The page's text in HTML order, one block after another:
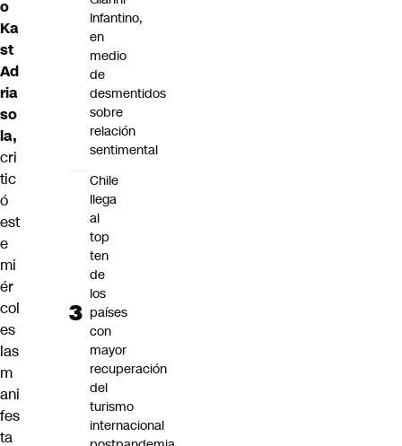
o
Ka
st
Ad
ria
so
la,
cri
tic
ó
est
e
mi
ér
col
es
las
m
ani
fes
ta
Infantino,
en
medio
de
desmentidos
sobre
relación
sentimental
Chile
llega
al
top
ten
de
los
países
con
mayor
recuperación
del
turismo
internacional